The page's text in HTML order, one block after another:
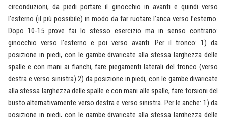
circonduzioni, da piedi portare il ginocchio in avanti e quindi verso
l’esterno (il più possibile) in modo da far ruotare l’anca verso l’esterno.
Dopo 10-15 prove fai lo stesso esercizio ma in senso contrario:
ginocchio verso l’esterno e poi verso avanti. Per il tronco: 1) da
posizione in piedi, con le gambe divaricate alla stessa larghezza delle
spalle e con mani ai fianchi, fare piegamenti laterali del tronco (verso
destra e verso sinistra) 2) da posizione in piedi, con le gambe divaricate
alla stessa larghezza delle spalle e con mani alle spalle, fare torsioni del
busto alternativamente verso destra e verso sinistra. Per le anche: 1) da
posizione in piedi, con le gambe divaricate alla stessa larghezza delle